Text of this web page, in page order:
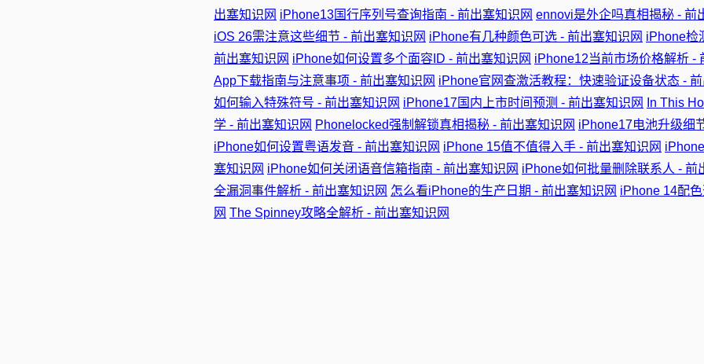
出塞知识网 iPhone13国行序列号查询指南 - 前出塞知识网 ennovi是外企吗真相揭秘 - 前
iOS 26需注意这些细节 - 前出塞知识网 iPhone有几种颜色可选 - 前出塞知识网 iPhone检
前出塞知识网 iPhone如何设置多个面容ID - 前出塞知识网 iPhone12当前市场价格解析 -
App下载指南与注意事项 - 前出塞知识网 iPhone官网查激活教程：快速验证设备状态 -
如何输入特殊符号 - 前出塞知识网 iPhone17国内上市时间预测 - 前出塞知识网
In This
学 - 前出塞知识网 Phonelocked强制解锁真相揭秘 - 前出塞知识网 iPhone17电池升级细
iPhone如何设置粤语发音 - 前出塞知识网 iPhone 15值不值得入手 - 前出塞知识网
塞知识网 iPhone如何关闭语音信箱指南 - 前出塞知识网 iPhone如何批量删除联系人 - 前
全漏洞事件解析 - 前出塞知识网 怎么看iPhone的生产日期 - 前出塞知识网 iPhone 14配
网 The Spinney攻略全解析 - 前出塞知识网